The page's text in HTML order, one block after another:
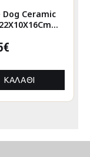
Dog Ceramic
ΚΑΛΆΘΙ